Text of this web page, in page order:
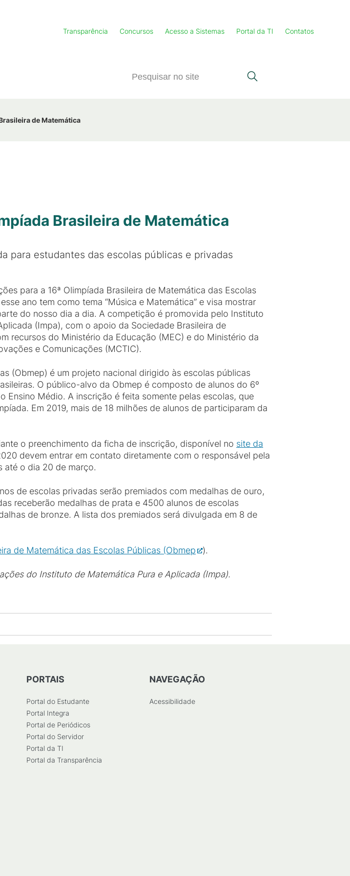
Transparência Concursos Acesso a Sistemas Portal da TI Contatos
de Matemática
Brasileira de Matemática
para estudantes das escolas públicas e privadas
para a 16ª Olimpíada Brasileira de Matemática das Escolas
ano tem como tema “Música e Matemática” e visa mostrar
do nosso dia a dia. A competição é promovida pelo Instituto
(Impa), com o apoio da Sociedade Brasileira de
recursos do Ministério da Educação (MEC) e do Ministério da
e Comunicações (MCTIC).
(Obmep) é um projeto nacional dirigido às escolas públicas
O público-alvo da Obmep é composto de alunos do 6º
Ensino Médio. A inscrição é feita somente pelas escolas, que
Em 2019, mais de 18 milhões de alunos de participaram da
o preenchimento da ficha de inscrição, disponível no site da
devem entrar em contato diretamente com o responsável pela
até o dia 20 de março.
de escolas privadas serão premiados com medalhas de ouro,
receberão medalhas de prata e 4500 alunos de escolas
de bronze. A lista dos premiados será divulgada em 8 de
de Matemática das Escolas Públicas (Obmep ).
do Instituto de Matemática Pura e Aplicada (Impa).
PORTAIS
Portal do Estudante
Portal Integra
Portal de Periódicos
Portal do Servidor
Portal da TI
Portal da Transparência
NAVEGAÇÃO
Acessibilidade